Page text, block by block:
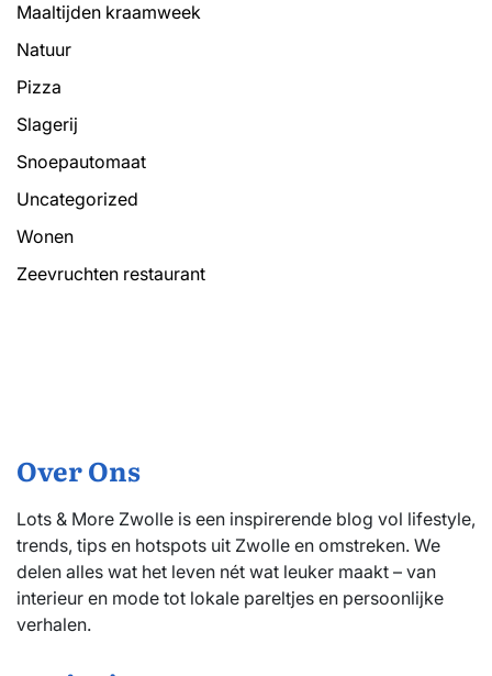
Maaltijden kraamweek
Natuur
Pizza
Slagerij
Snoepautomaat
Uncategorized
Wonen
Zeevruchten restaurant
Over Ons
Lots & More Zwolle is een inspirerende blog vol lifestyle,
trends, tips en hotspots uit Zwolle en omstreken. We
delen alles wat het leven nét wat leuker maakt – van
interieur en mode tot lokale pareltjes en persoonlijke
verhalen.